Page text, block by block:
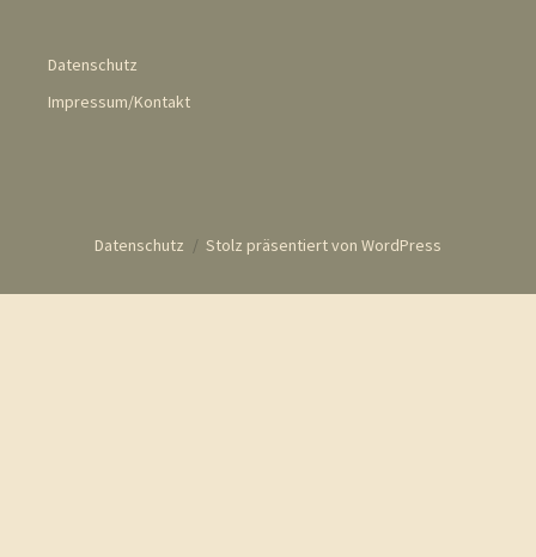
Datenschutz
Impressum/Kontakt
Datenschutz Stolz präsentiert von WordPress